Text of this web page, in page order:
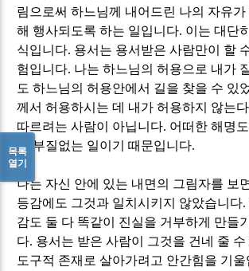
림으로써 하느님께 내어드린 나의 자유가
해 행사되도록 하는 일입니다. 이는 대단
식입니다. 용서는 용서받은 사람만이 할
험입니다. 나는 하느님의 허용으로 내가
도 하느님의 허용안에서 길을 찾을 수 있
께서 허용하시는 데 내가 허용하지 않는
따르려는 사람이 아닙니다. 어떠한 해명
는 부질없는 일이기 때문입니다.
나는 자신 안에 있는 내면의 그림자를 보
등감에도 그것과 일치시키지 않았습니다.
감도 둘 다 똑같이 진실을 거부하게 만들
다. 용서는 받은 사람이 그것을 건네 줄
도구적 존재로 살아가려고 안간힘을 기
목록
열기